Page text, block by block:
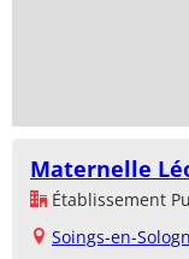
Maternelle
Établissement
Soings-en-